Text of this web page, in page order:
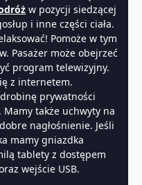
w pozycji siedzącej
i inne części ciała.
Pomoże w tym
Pasażer może obejrzeć
program telewizyjny.
z internetem.
prywatności
także uchwyty na
nagłośnienie. Jeśli
mamy gniazdka
tablety z dostępem
wejście USB.